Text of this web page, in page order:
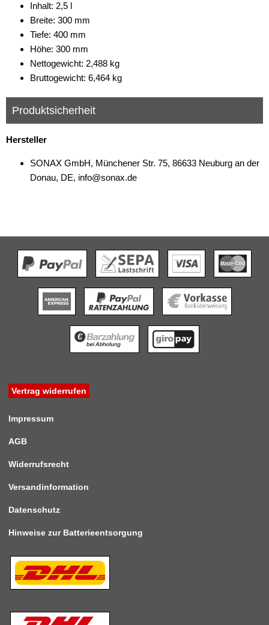
Inhalt: 2,5 l
Breite: 300 mm
Tiefe: 400 mm
Höhe: 300 mm
Nettogewicht: 2,488 kg
Bruttogewicht: 6,464 kg
Produktsicherheit
Hersteller
SONAX GmbH, Münchener Str. 75, 86633 Neuburg an der
Donau, DE, info@sonax.de
Vertrag widerrufen
Impressum
AGB
Widerrufsrecht
Versandinformation
Datenschutz
Hinweise zur Batterieentsorgung